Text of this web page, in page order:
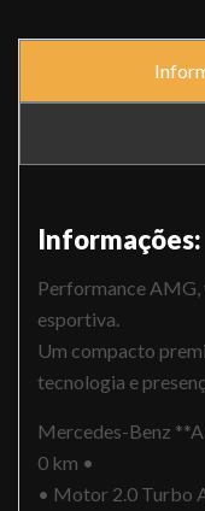
Informações:
Performance
esportiva.
Um compacto
tecnologia e
Mercedes-Benz
0 km •
• Motor 2.0 Turbo